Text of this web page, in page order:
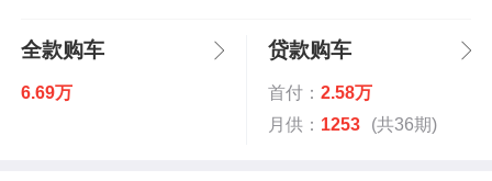
全款购车
6.69万
贷款购车
首付： 2.58万
月供： 1253 (共36期)